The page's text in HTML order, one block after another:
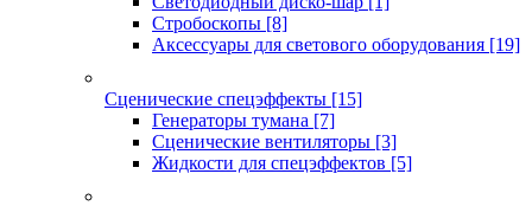
Стробоскопы [8]
Аксессуары для светового оборудования [19]
Сценические спецэффекты [15]
Генераторы тумана [7]
Сценические вентиляторы [3]
Жидкости для спецэффектов [5]